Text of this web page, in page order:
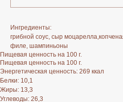
Ингредиенты:
грибной соус, сыр
филе, шампиньоны
Пищевая ценность на 100 г.
Пищевая ценность на 100 г.
Энергетическая ценность: 269 ккал
Белки: 10,1
Жиры: 13,3
Углеводы: 26,3